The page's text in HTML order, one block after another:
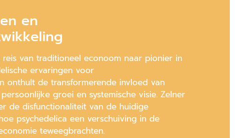
en
van traditioneel econoom naar pionier in
ervaringen voor
onthult de transformerende invloed van
groei en systemische visie. Zelner
de disfunctionaliteit van de huidige
psychedelica een verschuiving in de
teweegbrachten.